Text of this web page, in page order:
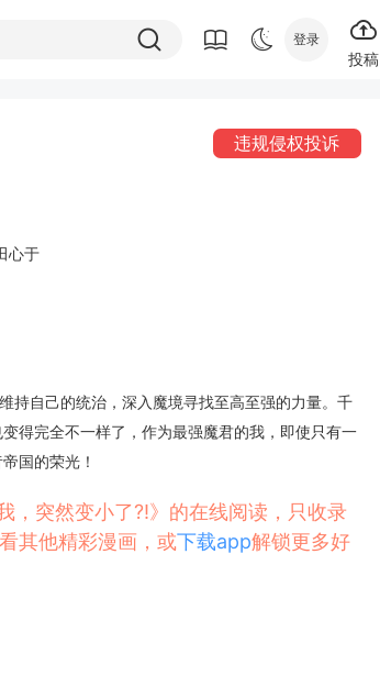
登录
投稿
违规侵权投诉
心于
持自己的统治，深入魔境寻找至高至强的力量。千
得完全不一样了，作为最强魔君的我，即使只有一
国的荣光！
，突然变小了?!》的在线阅读，只收录
其他精彩漫画，或下载app解锁更多好